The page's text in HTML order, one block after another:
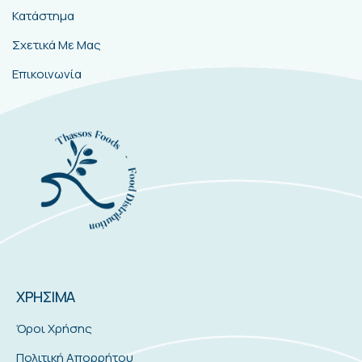
Κατάστημα
Σχετικά Με Μας
Επικοινωνία
ΧΡΗΣΙΜΑ
Όροι Χρήσης
Πολιτική Απορρήτου